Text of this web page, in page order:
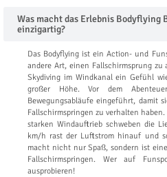
Was macht das Erlebnis Bodyflying
einzigartig?
Das Bodyflying ist ein Action- und
andere Art, einen Fallschirmsprung
Skydiving im Windkanal ein Gefühl
großer Höhe. Vor dem
Bewegungsabläufe eingeführt, damit
Fallschirmspringen zu verhalten
starken Windauftrieb schweben die
km/h rast der Luftstrom hinauf und
macht nicht nur Spaß, sondern ist
Fallschirmspringen. Wer auf
ausprobieren!